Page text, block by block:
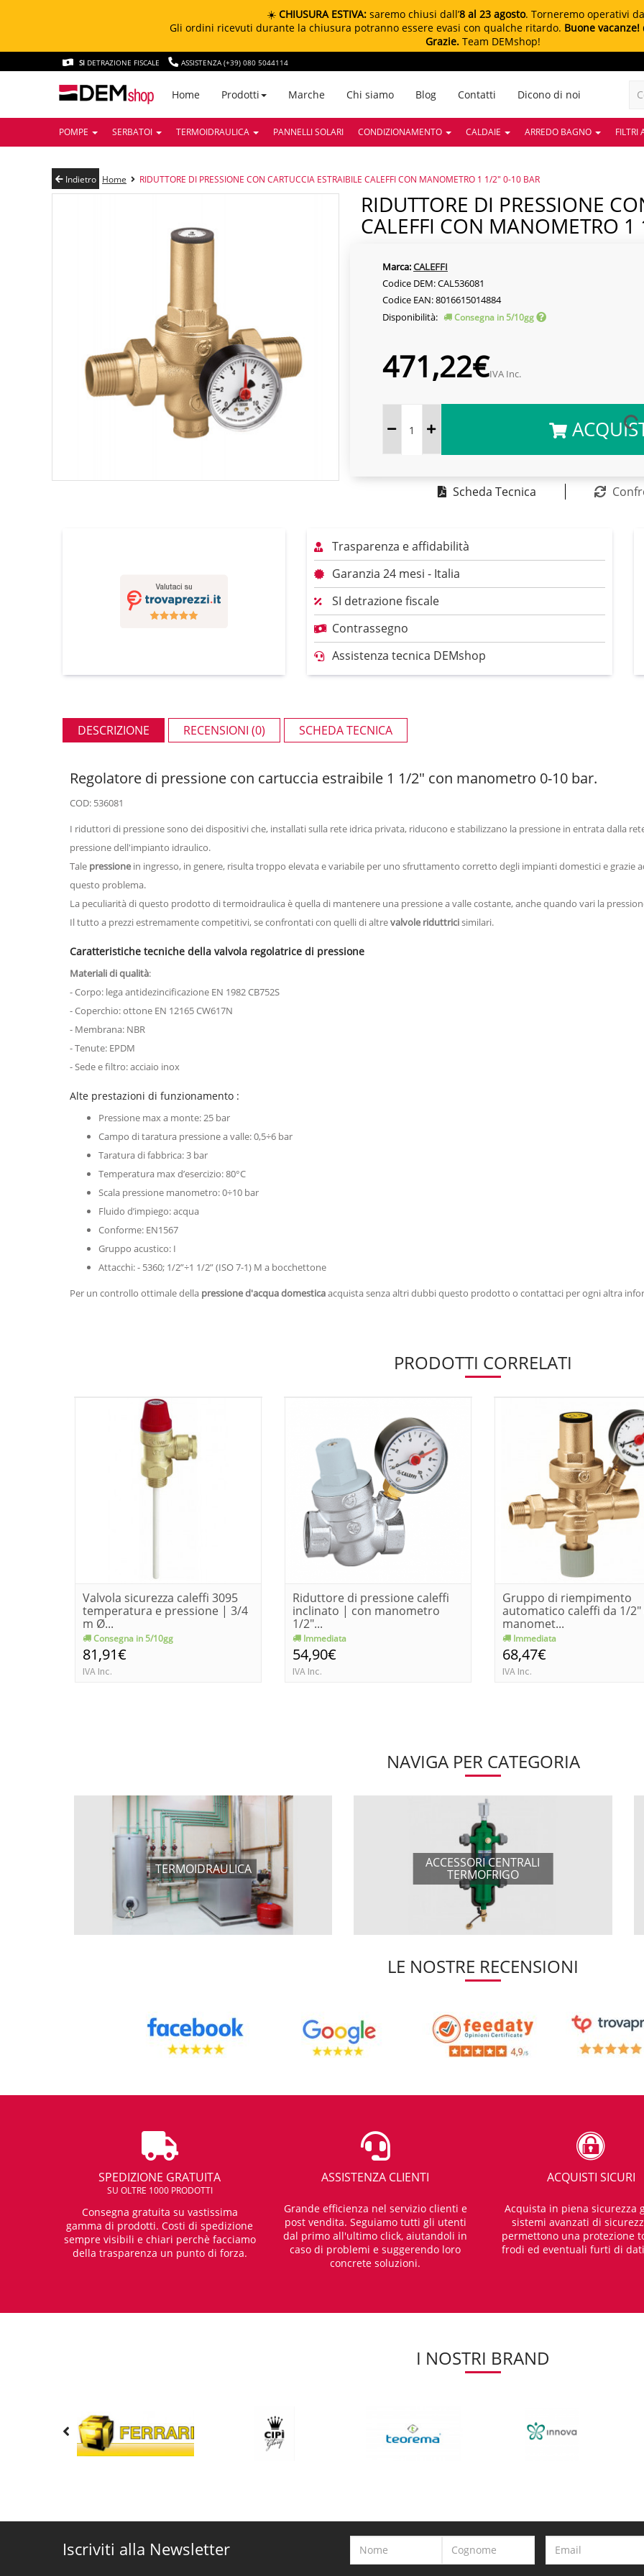
☀️ CHIUSURA ESTIVA: saremo chiusi dall’8 al 23 agosto. Torneremo operativi
Gli ordini ricevuti durante la chiusura potranno essere evasi con qualche ritardo. Buone vacanze!
Grazie. Team DEMshop!
SI DETRAZIONE FISCALE ASSISTENZA (+39) 080 5044114
Home Prodotti Marche Chi siamo Blog Contatti Dicono di noi
POMPE SERBATOI TERMOIDRAULICA PANNELLI SOLARI CONDIZIONAMENTO CALDAIE ARREDO BAGNO FILTRI
Indietro Home RIDUTTORE DI PRESSIONE CON CARTUCCIA ESTRAIBILE CALEFFI CON MANOMETRO 1 1/2" 0-10 BAR
RIDUTTORE DI PRESSIONE CON CARTUCCIA ESTRAIBILE
CALEFFI CON MANOMETRO
Marca:CALEFFI
Codice DEM: CAL536081
Codice EAN: 8016615014884
Disponibilità:
Consegna in 5/10gg
471,22€IVA Inc.
Scheda Tecnica
Trasparenza e affidabilità
Garanzia 24 mesi - Italia
SI detrazione fiscale
Contrassegno
Assistenza tecnica DEMshop
DESCRIZIONE RECENSIONI (0) SCHEDA TECNICA
Regolatore di pressione con cartuccia estraibile 1 1/2" con manometro 0-10 bar.
COD: 536081
I riduttori di pressione sono dei dispositivi che, installati sulla rete idrica privata, riducono e stabilizzano la pressione in entrata dalla
pressione dell'impianto idraulico.
Tale pressione in ingresso, in genere, risulta troppo elevata e variabile per uno sfruttamento corretto degli impianti domestici e grazie
questo problema.
La peculiarità di questo prodotto di termoidraulica è quella di mantenere una pressione a valle costante, anche quando vari la
Il tutto a prezzi estremamente competitivi, se confrontati con quelli di altrevalvole riduttricisimilari.
Caratteristiche tecniche della valvola regolatrice di pressione
Materiali di qualità:
- Corpo: lega antidezincificazione EN 1982 CB752S
- Coperchio: ottone EN 12165 CW617N
- Membrana: NBR
- Tenute: EPDM
- Sede e filtro: acciaio inox
Alte prestazioni di funzionamento :
Pressione max a monte: 25 bar
Campo di taratura pressione a valle: 0,5÷6 bar
Taratura di fabbrica: 3 bar
Temperatura max d’esercizio: 80°C
Scala pressione manometro: 0÷10 bar
Fluido d’impiego: acqua
Conforme: EN1567
Gruppo acustico: I
Attacchi: - 5360; 1/2”÷1 1/2” (ISO 7-1) M a bocchettone
Per un controllo ottimale della pressione d'acqua domesticaacquista senza altri dubbi questo prodotto o contattaci per ogni altra
PRODOTTI CORRELATI
Valvola sicurezza caleffi 3095
temperatura e pressione | 3/4
m Ø...
Consegna in 5/10gg
81,91€
IVA Inc.
Riduttore di pressione caleffi
inclinato | con manometro
1/2"...
Immediata
54,90€
IVA Inc.
Gruppo di riempimento
automatico caleffi da 1/2"
manomet...
Immediata
68,47€
IVA Inc.
NAVIGA PER CATEGORIA
TERMOIDRAULICA ACCESSORI CENTRALI
TERMOFRIGO
LE NOSTRE RECENSIONI
SPEDIZIONE GRATUITA
SU OLTRE 1000 PRODOTTI
Consegna gratuita su vastissima
gamma di prodotti. Costi di spedizione
sempre visibili e chiari perchè facciamo
della trasparenza un punto di forza.
ASSISTENZA CLIENTI
Grande efficienza nel servizio clienti e
post vendita. Seguiamo tutti gli utenti
dal primo all'ultimo click, aiutandoli in
caso di problemi e suggerendo loro
concrete soluzioni.
ACQUISTI SICURI
Acquista in piena sicurezza
sistemi avanzati di
permettono una protezione
frodi ed eventuali furti di
I NOSTRI BRAND
Iscriviti alla Newsletter